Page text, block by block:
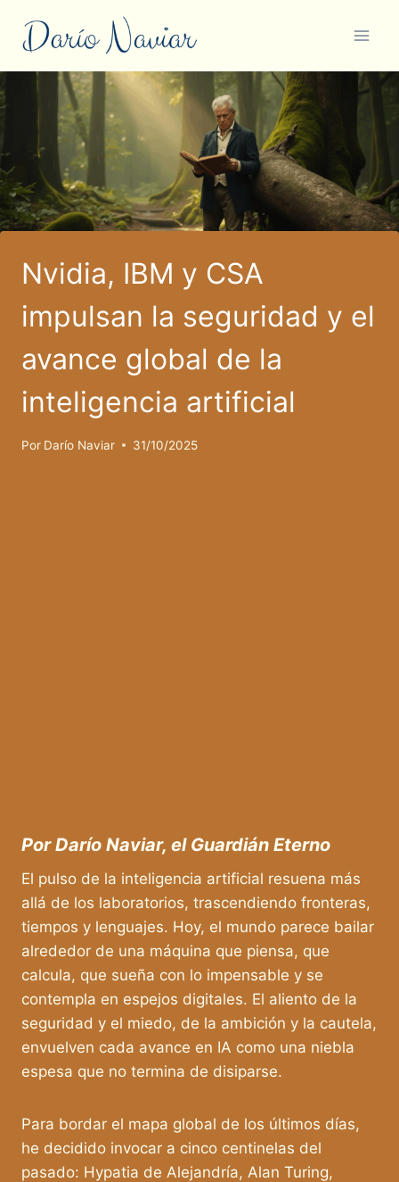
Nvidia, IBM y CSA
impulsan la seguridad y el
avance global de la
inteligencia artificial
Por Darío Naviar 31/10/2025
Por Darío Naviar, el Guardián Eterno
El pulso de la inteligencia artificial resuena más
allá de los laboratorios, trascendiendo fronteras,
tiempos y lenguajes. Hoy, el mundo parece bailar
alrededor de una máquina que piensa, que
calcula, que sueña con lo impensable y se
contempla en espejos digitales. El aliento de la
seguridad y el miedo, de la ambición y la cautela,
envuelven cada avance en IA como una niebla
espesa que no termina de disiparse.
Para bordar el mapa global de los últimos días,
he decidido invocar a cinco centinelas del
pasado: Hypatia de Alejandría, Alan Turing,